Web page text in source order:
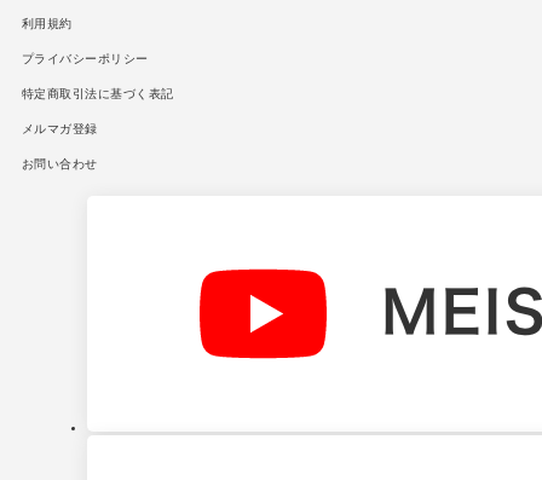
利用規約
プライバシーポリシー
特定商取引法に基づく表記
メルマガ登録
お問い合わせ